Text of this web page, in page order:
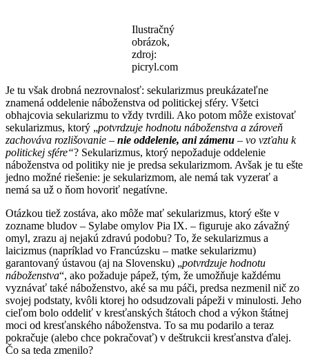
Ilustračný
obrázok,
zdroj:
picryl.com
Je tu však drobná nezrovnalosť: sekularizmus preukázateľne
znamená oddelenie náboženstva od politickej sféry. Všetci
obhajcovia sekularizmu to vždy tvrdili. Ako potom môže existovať
sekularizmus, ktorý „potvrdzuje hodnotu náboženstva a zároveň
zachováva rozlišovanie – nie oddelenie, ani zámenu – vo vzťahu k
politickej sfére“? Sekularizmus, ktorý nepožaduje oddelenie
náboženstva od politiky nie je predsa sekularizmom. Avšak je tu ešte
jedno možné riešenie: je sekularizmom, ale nemá tak vyzerať a
nemá sa už o ňom hovoriť negatívne.
Otázkou tiež zostáva, ako môže mať sekularizmus, ktorý ešte v
zozname bludov – Sylabe omylov Pia IX. – figuruje ako závažný
omyl, zrazu aj nejakú zdravú podobu? To, že sekularizmus a
laicizmus (napríklad vo Francúzsku – matke sekularizmu)
garantovaný ústavou (aj na Slovensku) „potvrdzuje hodnotu
náboženstva“, ako požaduje pápež, tým, že umožňuje každému
vyznávať také náboženstvo, aké sa mu páči, predsa nezmenil nič zo
svojej podstaty, kvôli ktorej ho odsudzovali pápeži v minulosti. Jeho
cieľom bolo oddeliť v kresťanských štátoch chod a výkon štátnej
moci od kresťanského náboženstva. To sa mu podarilo a teraz
pokračuje (alebo chce pokračovať) v deštrukcii kresťanstva ďalej.
Čo sa teda zmenilo?